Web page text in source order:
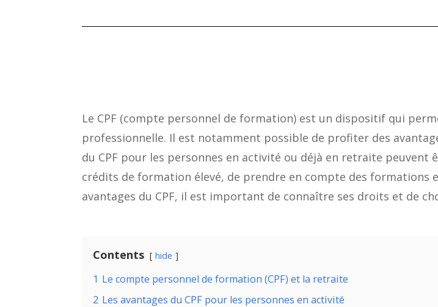
Le CPF (compte personnel de formation) est un dispositif qui
professionnelle. Il est notamment possible de profiter des
du CPF pour les personnes en activité ou déjà en retraite peuvent
crédits de formation élevé, de prendre en compte des
avantages du CPF, il est important de connaître ses droits et de
Contents hide
1 Le compte personnel de formation (CPF) et la retraite
2 Les avantages du CPF pour les personnes en activité